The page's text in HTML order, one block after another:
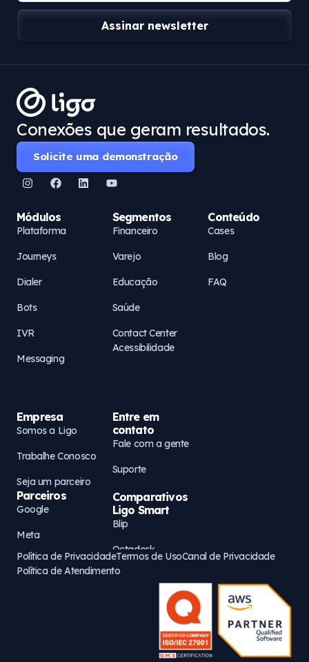
Assinar newsletter
Conexões que geram resultados.
Solicite uma demonstração
Módulos
Plataforma
Journeys
Dialer
Bots
IVR
Messaging
Segmentos
Financeiro
Varejo
Educação
Saúde
Contact Center
Acessibilidade
Conteúdo
Cases
Blog
FAQ
Empresa
Somos a Ligo
Trabalhe Conosco
Seja um parceiro
Parceiros
Google
Meta
AWS
Entre em
contato
Fale com a gente
Suporte
Comparativos
Ligo Smart
Blip
Octadesk
Zenvia
Política de PrivacidadeTermos de UsoCanal de Privacidade
Política de Atendimento